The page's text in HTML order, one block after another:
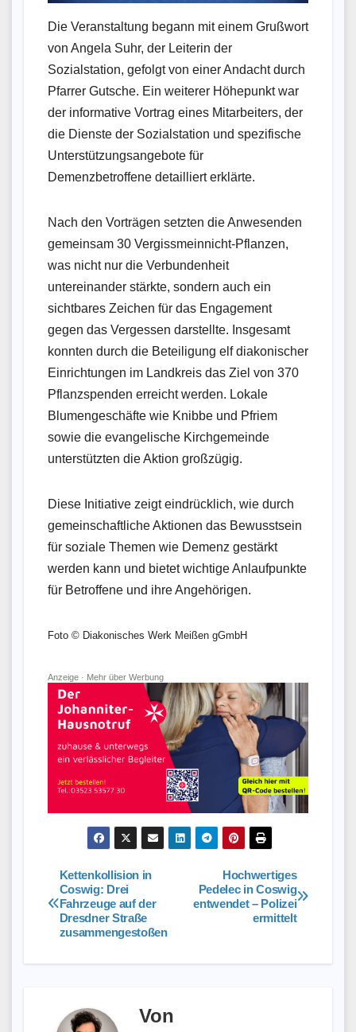
Die Veranstaltung begann mit einem Grußwort
von Angela Suhr, der Leiterin der
Sozialstation, gefolgt von einer Andacht durch
Pfarrer Gutsche. Ein weiterer Höhepunkt war
der informative Vortrag eines Mitarbeiters, der
die Dienste der Sozialstation und spezifische
Unterstützungsangebote für
Demenzbetroffene detailliert erklärte.
Nach den Vorträgen setzten die Anwesenden
gemeinsam 30 Vergissmeinnicht-Pflanzen,
was nicht nur die Verbundenheit
untereinander stärkte, sondern auch ein
sichtbares Zeichen für das Engagement
gegen das Vergessen darstellte. Insgesamt
konnten durch die Beteiligung elf diakonischer
Einrichtungen im Landkreis das Ziel von 370
Pflanzspenden erreicht werden. Lokale
Blumengeschäfte wie Knibbe und Pfriem
sowie die evangelische Kirchgemeinde
unterstützten die Aktion großzügig.
Diese Initiative zeigt eindrücklich, wie durch
gemeinschaftliche Aktionen das Bewusstsein
für soziale Themen wie Demenz gestärkt
werden kann und bietet wichtige Anlaufpunkte
für Betroffene und ihre Angehörigen.
Foto © Diakonisches Werk Meißen gGmbH
Anzeige · Mehr über Werbung
Beitragsnavigation
Hochwertiges
Pedelec in Coswig
entwendet – Polizei
ermittelt
Kettenkollision in
Coswig: Drei
Fahrzeuge auf der
Dresdner Straße
zusammengestoßen
Von